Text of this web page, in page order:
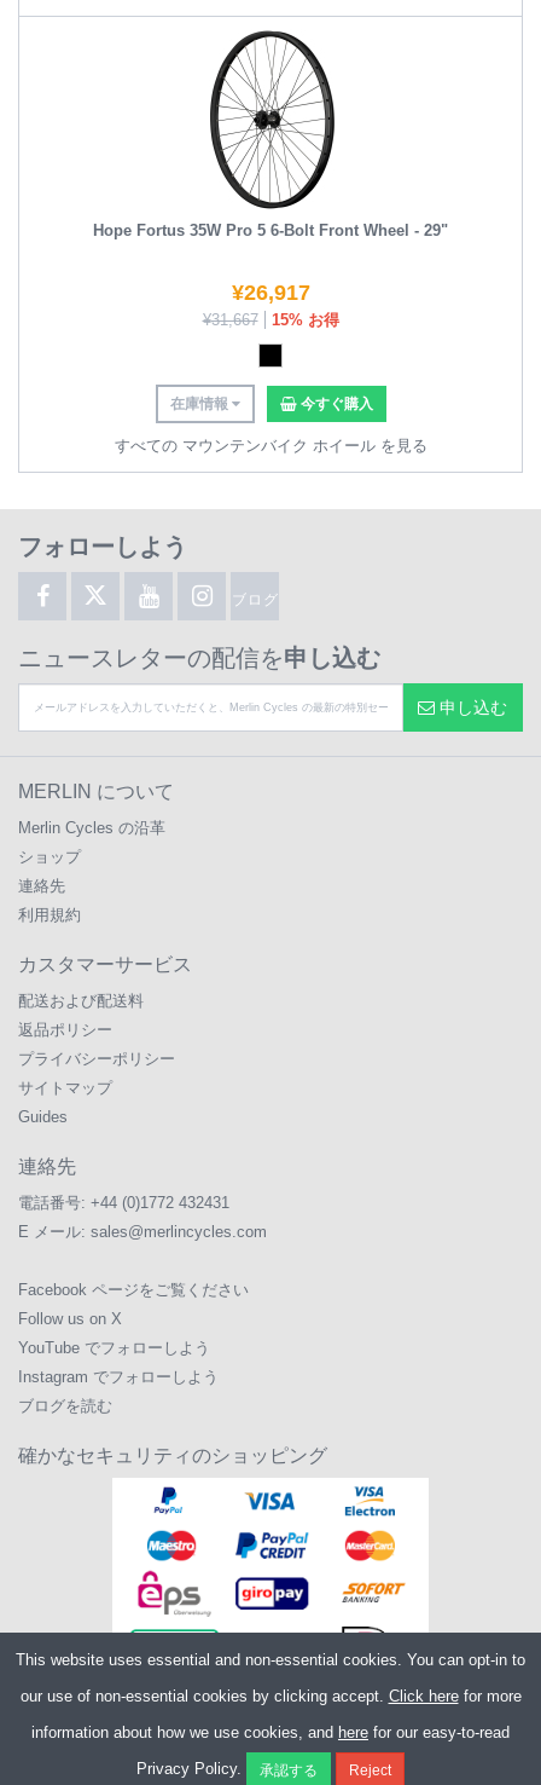
Hope Fortus 35W Pro 5 6-Bolt Front Wheel - 29"
¥26,917
¥31,667 15% お得
在庫情報 今すぐ購入
すべての マウンテンバイク ホイール を見る
フォローしよう
ブログ
ニュースレターの配信を申し込む
申し込む
MERLIN について
Merlin Cycles の沿革
ショップ
連絡先
利用規約
カスタマーサービス
配送および配送料
返品ポリシー
プライバシーポリシー
サイトマップ
Guides
連絡先
電話番号: +44 (0)1772 432431
E メール: sales@merlincycles.com
Facebook ページをご覧ください
Follow us on X
YouTube でフォローしよう
Instagram でフォローしよう
ブログを読む
確かなセキュリティのショッピング
Merlin Cycles Ltd., Unit A4 Buckshaw Link, Ordnance Road,
Buckshaw Village, Chorley PR7 7EL United Kingdom
This website uses essential and non-essential cookies. You can opt-in to
our use of non-essential cookies by clicking accept. Click herefor more
information about how we use cookies, and here for our easy-to-read
Privacy Policy.